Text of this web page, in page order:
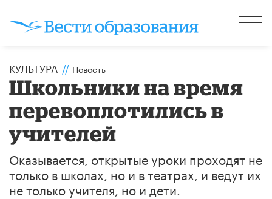
КУЛЬТУРА // Новость
Школьники на время
перевоплотились в
учителей
Оказывается, открытые уроки проходят не
только в школах, но и в театрах, и ведут их
не только учителя, но и дети.